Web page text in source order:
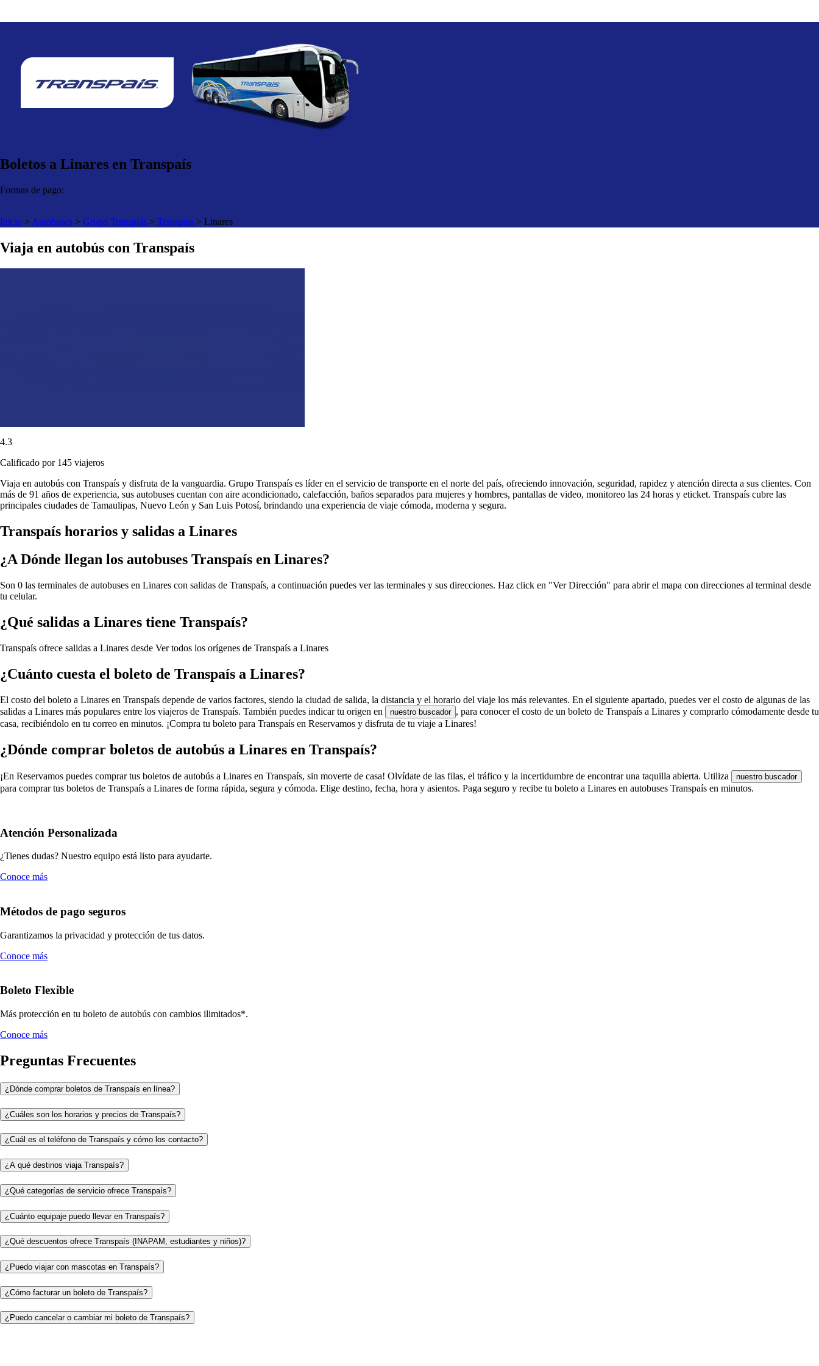
Boletos a Linares en Transpaís
Formas de pago:
Inicio > Autobuses > Grupo Transpaís > Transpaís > Linares
Viaja en autobús con Transpaís
4.3
Calificado por 145 viajeros
Viaja en autobús con Transpaís y disfruta de la vanguardia. Grupo Transpaís es líder en el servicio de transporte en el norte del país, ofreciendo innovación, seguridad, rapidez y atención directa a sus clientes. Con
más de 91 años de experiencia, sus autobuses cuentan con aire acondicionado, calefacción, baños separados para mujeres y hombres, pantallas de video, monitoreo las 24 horas y eticket. Transpaís cubre las
principales ciudades de Tamaulipas, Nuevo León y San Luis Potosí, brindando una experiencia de viaje cómoda, moderna y segura.
Transpaís horarios y salidas a Linares
¿A Dónde llegan los autobuses Transpaís en Linares?
Son 0 las terminales de autobuses en Linares con salidas de Transpaís, a continuación puedes ver las terminales y sus direcciones. Haz click en "Ver Dirección" para abrir el mapa con direcciones al terminal desde
tu celular.
¿Qué salidas a Linares tiene Transpaís?
Transpaís ofrece salidas a Linares desde Ver todos los orígenes de Transpaís a Linares
¿Cuánto cuesta el boleto de Transpaís a Linares?
El costo del boleto a Linares en Transpaís depende de varios factores, siendo la ciudad de salida, la distancia y el horario del viaje los más relevantes. En el siguiente apartado, puedes ver el costo de algunas de las
salidas a Linares más populares entre los viajeros de Transpaís. También puedes indicar tu origen en
nuestro buscador , para conocer el costo de un boleto de Transpaís a Linares y comprarlo cómodamente desde tu
casa, recibiéndolo en tu correo en minutos. ¡Compra tu boleto para Transpaís en Reservamos y disfruta de tu viaje a Linares!
¿Dónde comprar boletos de autobús a Linares en Transpaís?
¡En Reservamos puedes comprar tus boletos de autobús a Linares en Transpaís, sin moverte de casa! Olvídate de las filas, el tráfico y la incertidumbre de encontrar una taquilla abierta. Utiliza nuestro buscador
para comprar tus boletos de Transpaís a Linares de forma rápida, segura y cómoda. Elige destino, fecha, hora y asientos. Paga seguro y recibe tu boleto a Linares en autobuses Transpaís en minutos.
Atención Personalizada
¿Tienes dudas? Nuestro equipo está listo para ayudarte.
Conoce más
Métodos de pago seguros
Garantizamos la privacidad y protección de tus datos.
Conoce más
Boleto Flexible
Más protección en tu boleto de autobús con cambios ilimitados*.
Conoce más
Preguntas Frecuentes
¿Dónde comprar boletos de Transpaís en línea?
¿Cuáles son los horarios y precios de Transpaís?
¿Cuál es el teléfono de Transpaís y cómo los contacto?
¿A qué destinos viaja Transpaís?
¿Qué categorías de servicio ofrece Transpaís?
¿Cuánto equipaje puedo llevar en Transpaís?
¿Qué descuentos ofrece Transpaís (INAPAM, estudiantes y niños)?
¿Puedo viajar con mascotas en Transpaís?
¿Cómo facturar un boleto de Transpaís?
¿Puedo cancelar o cambiar mi boleto de Transpaís?